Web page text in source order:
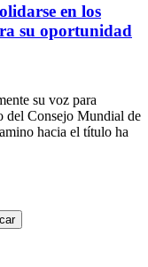
en los
su oportunidad
su voz para
del Consejo Mundial de
hacia el título ha